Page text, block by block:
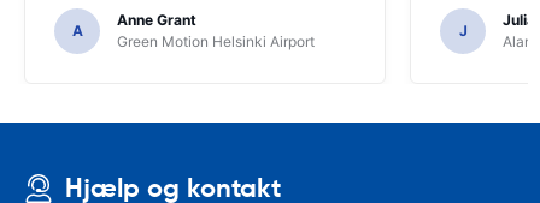
A
Anne Grant
Green Motion Helsinki Airport
J
Julia
Hjælp og kontakt